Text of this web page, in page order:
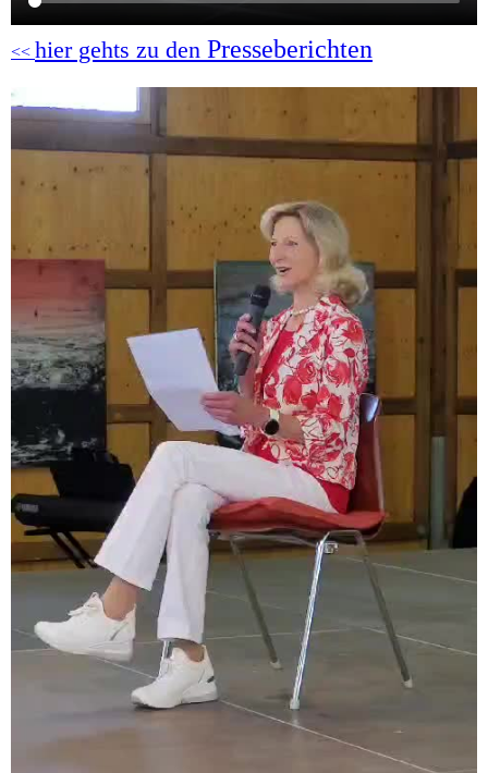
<< hier gehts zu den Presseberichten